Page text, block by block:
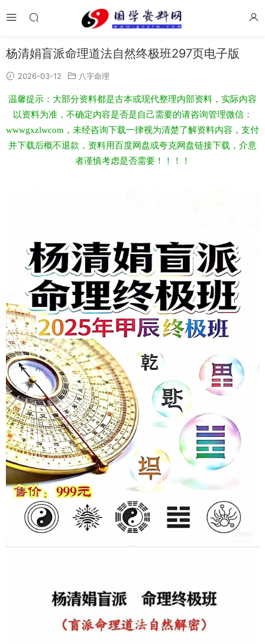
杨清娟盲派命理道法自然终极班297页电子版
2026-03-12 八字命理
温馨提示：大部分资料都是古本或现代整理内部资料，实际内容
以资料为准，不确定内容是否是自己需要的请咨询管理微信：
wwwgxzlwcom，未经咨询下载一律视为清楚了解资料内容，支付
并下载后概不退款，资料用百度网盘或夸克网盘链接下载，介意
者谨慎考虑是否需要！！！！